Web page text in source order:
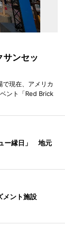
サンセッ
で現在、アメリカ
ント「Red Brick
ー縁日」 地元
メント施設